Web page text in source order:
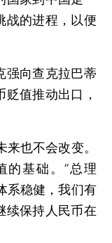
战的进程，以便
向查克拉巴蒂
值推动出口，
也不会改变。
的基础。”总理
系稳健，我们有
续保持人民币在